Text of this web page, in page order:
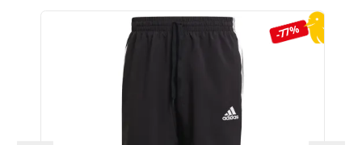
Produktgalerie überspringen
-77%